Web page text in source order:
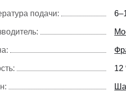
подачи:
12